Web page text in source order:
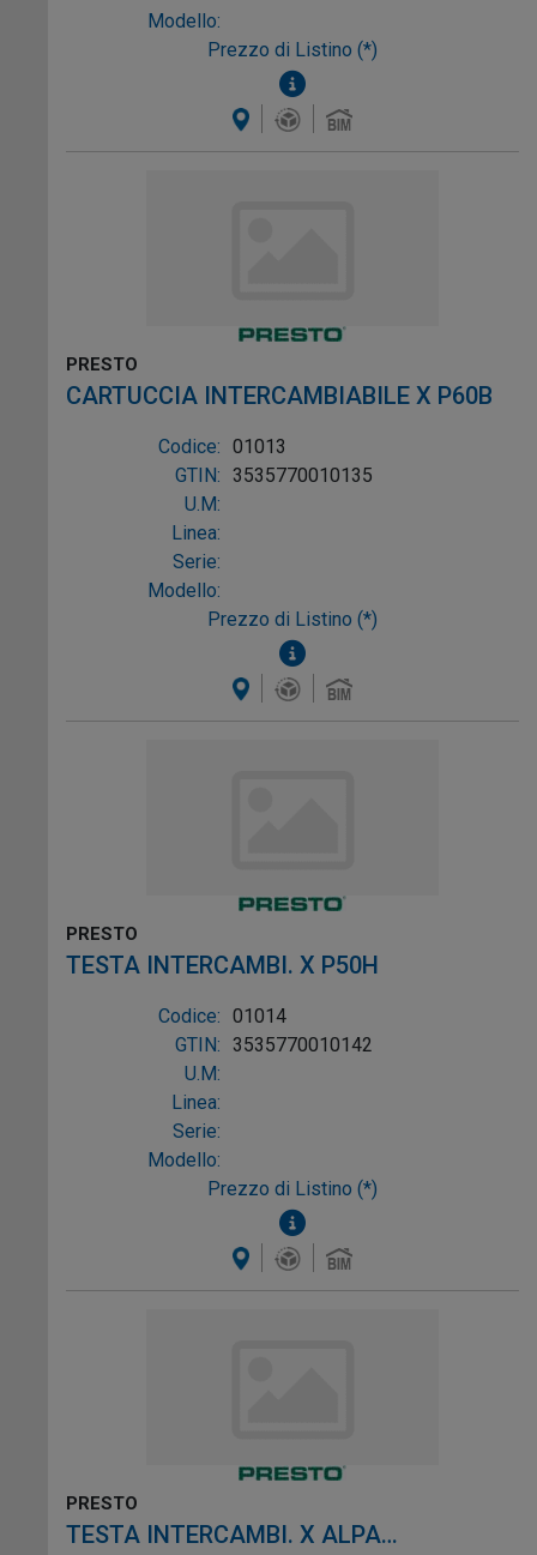
Modello:
Prezzo di Listino (*)
PRESTO
CARTUCCIA INTERCAMBIABILE X P60B
Codice: 01013
GTIN: 3535770010135
U.M:
Linea:
Serie:
Modello:
Prezzo di Listino (*)
PRESTO
TESTA INTERCAMBI. X P50H
Codice: 01014
GTIN: 3535770010142
U.M:
Linea:
Serie:
Modello:
Prezzo di Listino (*)
PRESTO
TESTA INTERCAMBI. X ALPA